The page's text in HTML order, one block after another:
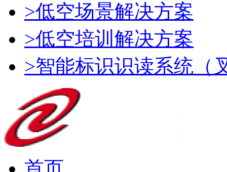
>低空场景解决方案
>低空培训解决方案
>智能标识识读系统（